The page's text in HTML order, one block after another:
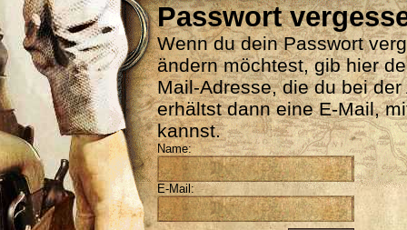
Passwort
Wenn du dein Passwort
ändern möchtest, gib hier
Mail-Adresse, die du bei
erhältst dann eine E-Mail,
kannst.
Name:
E-Mail: